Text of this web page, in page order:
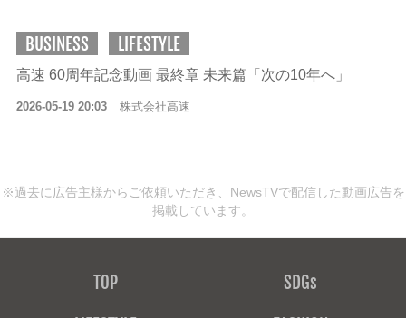
BUSINESS LIFESTYLE
高速 60周年記念動画 最終章 未来篇「次の10年へ」
2026-05-19 20:03 株式会社高速
※過去に広告主様からご依頼いただき、NewsTVで配信した動画広告を
掲載しています。
TOP
SDGs